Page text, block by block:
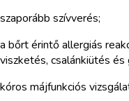
szaporább szívverés;
a bőrt érintő allergiás
viszketés, csalánkiütés
kóros májfunkciós